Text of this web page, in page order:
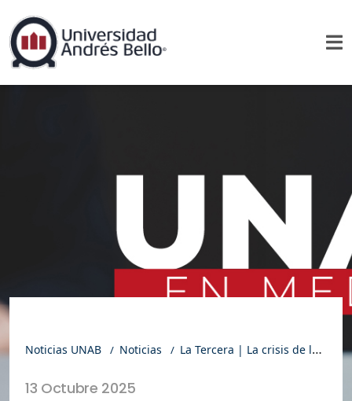
Noticias UNAB Noticias La Tercera | La crisis de la salud pública en números
13 Octubre 2025